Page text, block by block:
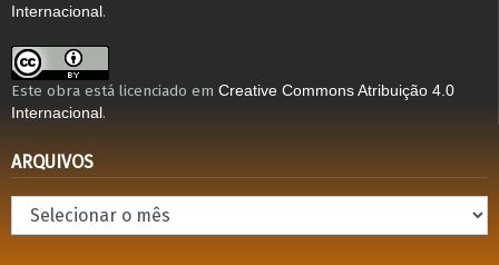
Internacional .
Este obra está licenciado em Creative Commons Atribuição 4.0
Internacional .
ARQUIVOS
Arquivos